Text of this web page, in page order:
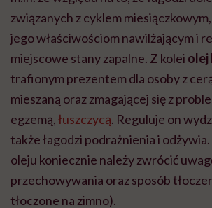
związanych z cyklem
jego właściwościom nawilżającym i
miejscowe stany zapalne. Z kolei olej
trafionym prezentem dla osoby z
mieszaną oraz zmagającej się z
egzemą,łuszczycą. Reguluje on
także łagodzi podrażnienia i
oleju koniecznie należy zwrócić
przechowywania oraz sposób
tłoczone na zimno).